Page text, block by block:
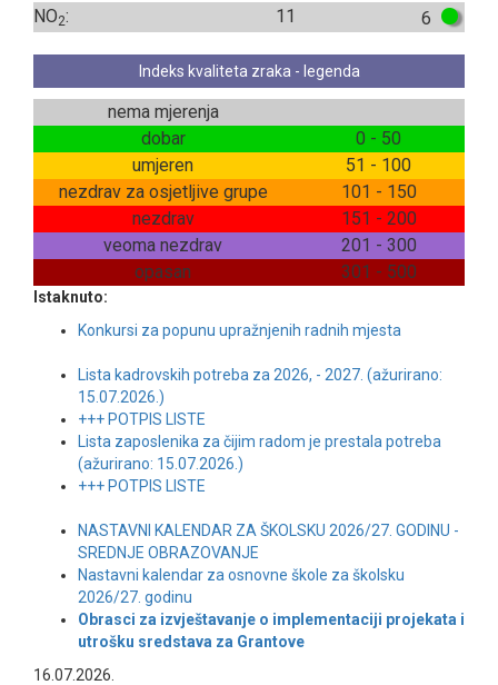
NO2: 11 6
Indeks kvaliteta zraka - legenda
nema mjerenja
dobar
0 - 50
umjeren
51 - 100
nezdrav za osjetljive grupe
101 - 150
nezdrav
151 - 200
veoma nezdrav
201 - 300
opasan
301 - 500
Istaknuto:
Konkursi za popunu upražnjenih radnih mjesta
Lista kadrovskih potreba za 2026, - 2027. (ažurirano:
15.07.2026.)
+++ POTPIS LISTE
Lista zaposlenika za čijim radom je prestala potreba
(ažurirano: 15.07.2026.)
+++ POTPIS LISTE
NASTAVNI KALENDAR ZA ŠKOLSKU 2026/27. GODINU -
SREDNJE OBRAZOVANJE
Nastavni kalendar za osnovne škole za školsku
2026/27. godinu
Obrasci za izvještavanje o implementaciji projekata i
utrošku sredstava za Grantove
16.07.2026.